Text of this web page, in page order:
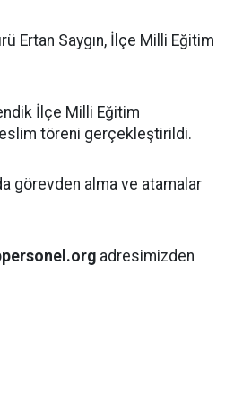
Ertan Saygın, İlçe Milli Eğitim
İlçe Milli Eğitim
töreni gerçekleştirildi.
görevden alma ve atamalar
adresimizden